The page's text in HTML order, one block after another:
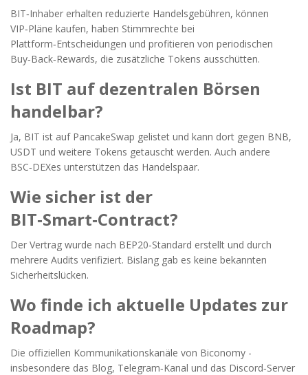
BIT‑Inhaber erhalten reduzierte Handelsgebühren, können
VIP‑Pläne kaufen, haben Stimmrechte bei
Plattform‑Entscheidungen und profitieren von periodischen
Buy‑Back‑Rewards, die zusätzliche Tokens ausschütten.
Ist BIT auf dezentralen Börsen
handelbar?
Ja, BIT ist auf PancakeSwap gelistet und kann dort gegen BNB,
USDT und weitere Tokens getauscht werden. Auch andere
BSC‑DEXes unterstützen das Handelspaar.
Wie sicher ist der
BIT‑Smart‑Contract?
Der Vertrag wurde nach BEP20‑Standard erstellt und durch
mehrere Audits verifiziert. Bislang gab es keine bekannten
Sicherheitslücken.
Wo finde ich aktuelle Updates zur
Roadmap?
Die offiziellen Kommunikationskanäle von Biconomy -
insbesondere das Blog, Telegram‑Kanal und das Discord‑Server